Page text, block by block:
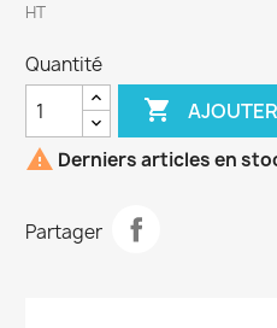
HT
Quantité

 Derniers articles en
Partager